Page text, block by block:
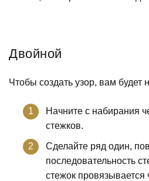
Двойной
Чтобы создать узор, вам будет
Начните с набирания
стежков.
Сделайте ряд один,
последовательность
стежок